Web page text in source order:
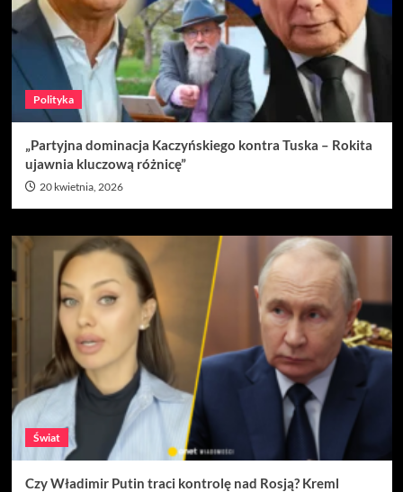
Polityka
„Partyjna dominacja Kaczyńskiego kontra Tuska – Rokita
ujawnia kluczową różnicę”
20 kwietnia, 2026
Świat
Czy Władimir Putin traci kontrolę nad Rosją? Kreml